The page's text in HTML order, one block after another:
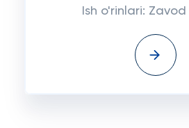
Ish o'rinlari: Zavod